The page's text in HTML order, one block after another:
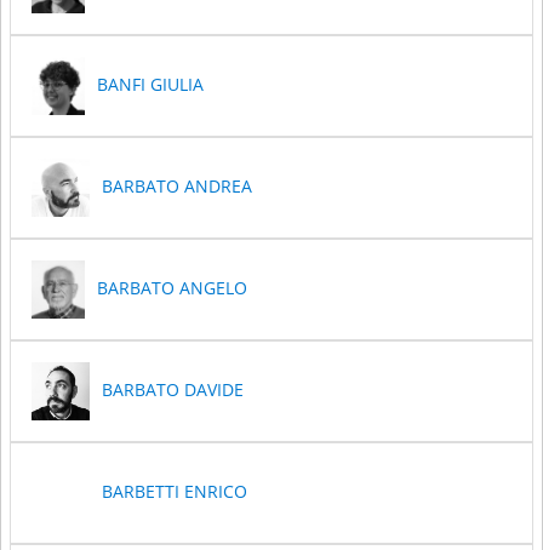
BANFI GIULIA
BARBATO ANDREA
BARBATO ANGELO
BARBATO DAVIDE
BARBETTI ENRICO